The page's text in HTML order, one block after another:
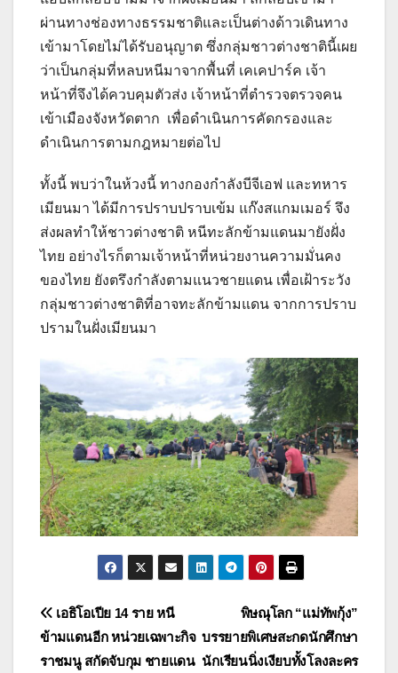
ผ่านทางช่องทางธรรมชาติและเป็นต่างด้าวเดินทาง
เข้ามาโดยไม่ได้รับอนุญาต ซึ่งกลุ่มชาวต่างชาตินี้เผย
ว่าเป็นกลุ่มที่หลบหนีมาจากพื้นที่ เคเคปาร์ค เจ้า
หน้าที่จึงได้ควบคุมตัวส่ง เจ้าหน้าที่ตำรวจตรวจคน
เข้าเมืองจังหวัดตาก เพื่อดำเนินการคัดกรองและ
ดำเนินการตามกฎหมายต่อไป
ทั้งนี้ พบว่าในห้วงนี้ ทางกองกำลังบีจีเอฟ และทหาร
เมียนมา ได้มีการปราบปราบเข้ม แก๊งสแกมเมอร์ จึง
ส่งผลทำให้ชาวต่างชาติ หนีทะลักข้ามแดนมายังฝั่ง
ไทย อย่างไรก็ตามเจ้าหน้าที่หน่วยงานความมั่นคง
ของไทย ยังตรึงกำลังตามแนวชายแดน เพื่อเฝ้าระวัง
กลุ่มชาวต่างชาติที่อาจทะลักข้ามแดน จากการปราบ
ปรามในฝั่งเมียนมา
แนะแนว
เรื่อง
พิษณุโลก “แม่ทัพกุ้ง”
บรรยายพิเศษสะกดนักศึกษา
นักเรียนนิ่งเงียบทั้งโลงละคร
เอธิโอเปีย 14 ราย หนี
ข้ามแดนอีก หน่วยเฉพาะกิจ
ราชมนู สกัดจับกุม ชายแดน